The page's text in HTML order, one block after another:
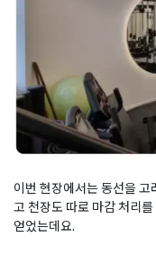
이번 현장에서는 동선을
고 천장도 따로 마감 처리
얻었는데요.